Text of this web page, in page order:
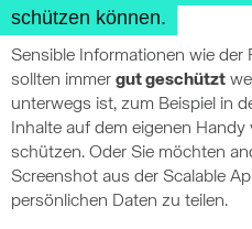
schützen können.
Sensible Informationen wie der
sollten immer gut geschützt
unterwegs ist, zum Beispiel in
Inhalte auf dem eigenen
schützen. Oder Sie möchten
Screenshot aus der Scalable
persönlichen Daten zu teilen.